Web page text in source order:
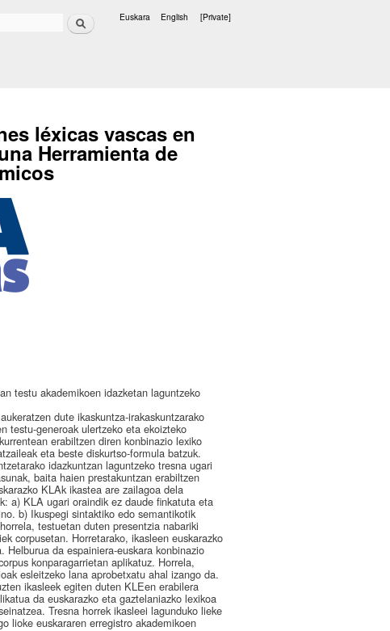
Search Euskara English [Private]
léxicas vascas en
Herramienta de
testu akademikoen idazketan laguntzeko
dute ikaskuntza-irakaskuntzarako
testu-generoak ulertzeko eta ekoizteko
erabiltzen diren konbinazio lexiko
eta beste diskurtso-formula batzuk.
idazkuntzan laguntzeko tresna ugari
baita haien prestakuntzan erabiltzen
KLAk ikastea are zailagoa dela
a) KLA ugari oraindik ez daude finkatuta eta
b) Ikuspegi sintaktiko edo semantikotik
testuetan duten presentzia nabariki
corpusetan. Horretarako, ikasleen euskarazko
da espainiera-euskara konbinazio
konparagarrietan aplikatuz. Horrela,
esleitzeko lana aprobetxatu ahal izango da.
ikasleek egiten duten KLEen erabilera
da euskarazko eta gaztelaniazko lexikoa
Tresna horrek ikasleei lagunduko lieke
lioke euskararen erregistro akademikoen